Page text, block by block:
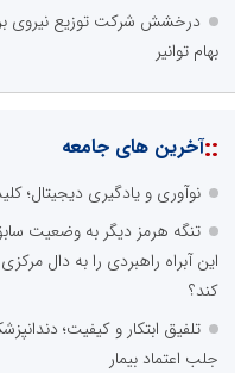
درخشش شرکت توزیع نیروی برق
بهام توانیر
::آخرین های جامعه
نوآوری و یادگیری دیجیتال؛
تنگه هرمز دیگر به وضعیت
این آبراه راهبردی را به دال
کند؟
تلفیق ابتکار و کیفیت؛
جلب اعتماد بیمار